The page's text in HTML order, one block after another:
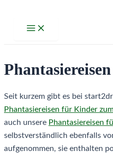
Main
Seit kurzem gibt es bei
Phantasiereisen für Kinder
auch unsere Phantasiereisen
selbstverständlich ebenfalls
aufgenommen, sie enthalten